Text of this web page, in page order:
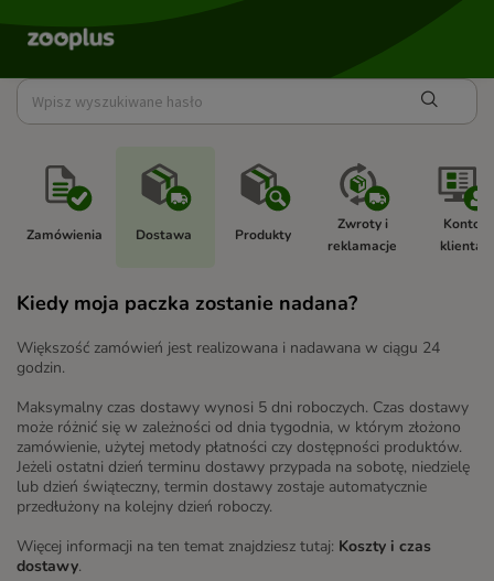
Zamówienia Dostawa Produkty
Zwroty i
reklamacje
Konto
klienta
Kiedy moja paczka zostanie nadana?
Większość zamówień jest realizowana i nadawana w ciągu 24
godzin.
Maksymalny czas dostawy wynosi 5 dni roboczych. Czas dostawy
może różnić się w zależności od dnia tygodnia, w którym złożono
zamówienie, użytej metody płatności czy dostępności produktów.
Jeżeli ostatni dzień terminu dostawy przypada na sobotę, niedzielę
lub dzień świąteczny, termin dostawy zostaje automatycznie
przedłużony na kolejny dzień roboczy.
Więcej informacji na ten temat znajdziesz tutaj: Koszty i czas
dostawy.